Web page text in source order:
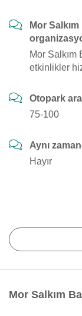
Mor
Mor Salkım
etkinlikler
Otopark
75-100
Aynı
Hayır
Mor Salkım